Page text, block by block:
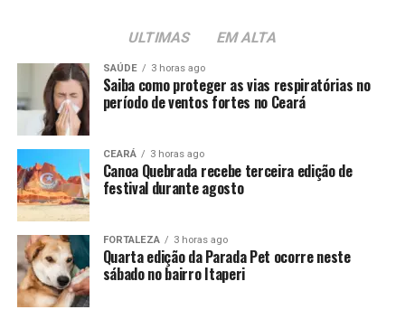
ULTIMAS EM ALTA
SAÚDE 3 horas ago
Saiba como proteger as vias respiratórias no
período de ventos fortes no Ceará
CEARÁ 3 horas ago
Canoa Quebrada recebe terceira edição de
festival durante agosto
FORTALEZA 3 horas ago
Quarta edição da Parada Pet ocorre neste
sábado no bairro Itaperi